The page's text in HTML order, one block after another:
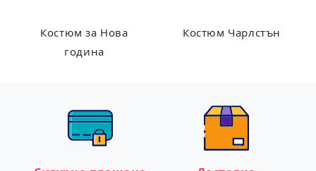
Костюм за Нова
година
Костюм Чарлстън